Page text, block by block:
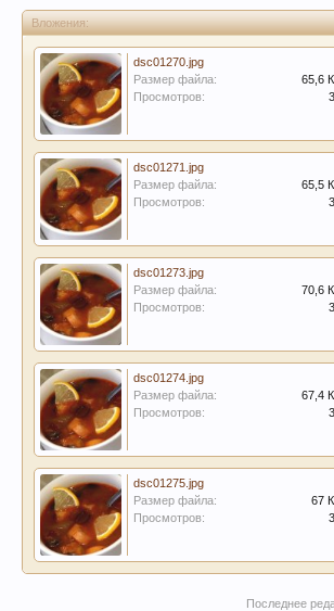
Вложения:
dsc01270.jpg
Размер файла:
65,6
Просмотров:
dsc01271.jpg
Размер файла:
65,5
Просмотров:
dsc01273.jpg
Размер файла:
70,6
Просмотров:
dsc01274.jpg
Размер файла:
67,4
Просмотров:
dsc01275.jpg
Размер файла:
67
Просмотров:
Последнее